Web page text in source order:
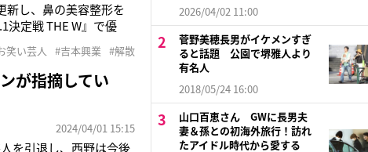
新し、鼻の美容整形を
決定戦 THE W』で優
いう文章を入れて投
笑い芸人 #吉本興業 #解散
が指摘してい
2024/04/01 15:15
を引退し、西野は今後
2026/04/02 11:00
菅野美穂長男がイケメンすぎ
ると話題 公園で堺雅人より
有名人
2018/05/24 16:00
山口百恵さん GWに長男夫
妻＆孫との初海外旅行！訪れ
たアイドル時代から愛する